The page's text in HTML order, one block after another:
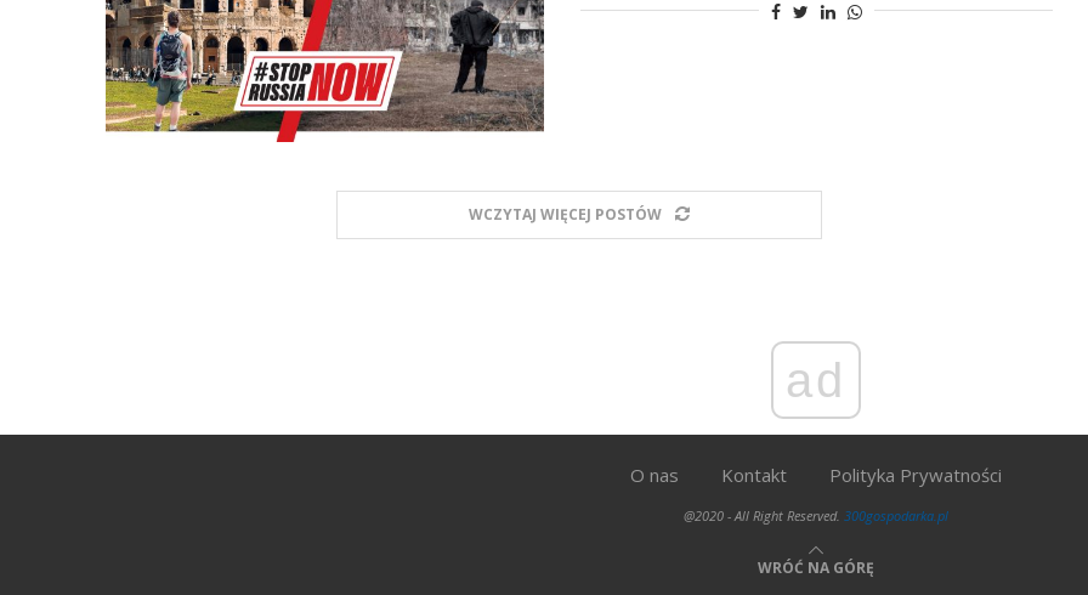
WCZYTAJ WIĘCEJ POSTÓW
ad
O nas Kontakt Polityka Prywatności
@2020 - All Right Reserved. 300gospodarka.pl
WRÓĆ NA GÓRĘ